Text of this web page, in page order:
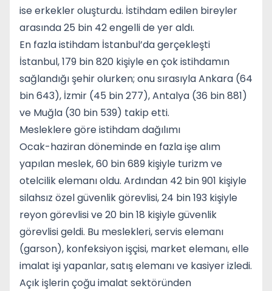
ise erkekler oluşturdu. İstihdam edilen bireyler
arasında 25 bin 42 engelli de yer aldı.
En fazla istihdam İstanbul’da gerçekleşti
İstanbul, 179 bin 820 kişiyle en çok istihdamın
sağlandığı şehir olurken; onu sırasıyla Ankara (64
bin 643), İzmir (45 bin 277), Antalya (36 bin 881)
ve Muğla (30 bin 539) takip etti.
Mesleklere göre istihdam dağılımı
Ocak-haziran döneminde en fazla işe alım
yapılan meslek, 60 bin 689 kişiyle turizm ve
otelcilik elemanı oldu. Ardından 42 bin 901 kişiyle
silahsız özel güvenlik görevlisi, 24 bin 193 kişiyle
reyon görevlisi ve 20 bin 18 kişiyle güvenlik
görevlisi geldi. Bu meslekleri, servis elemanı
(garson), konfeksiyon işçisi, market elemanı, elle
imalat işi yapanlar, satış elemanı ve kasiyer izledi.
Açık işlerin çoğu imalat sektöründen